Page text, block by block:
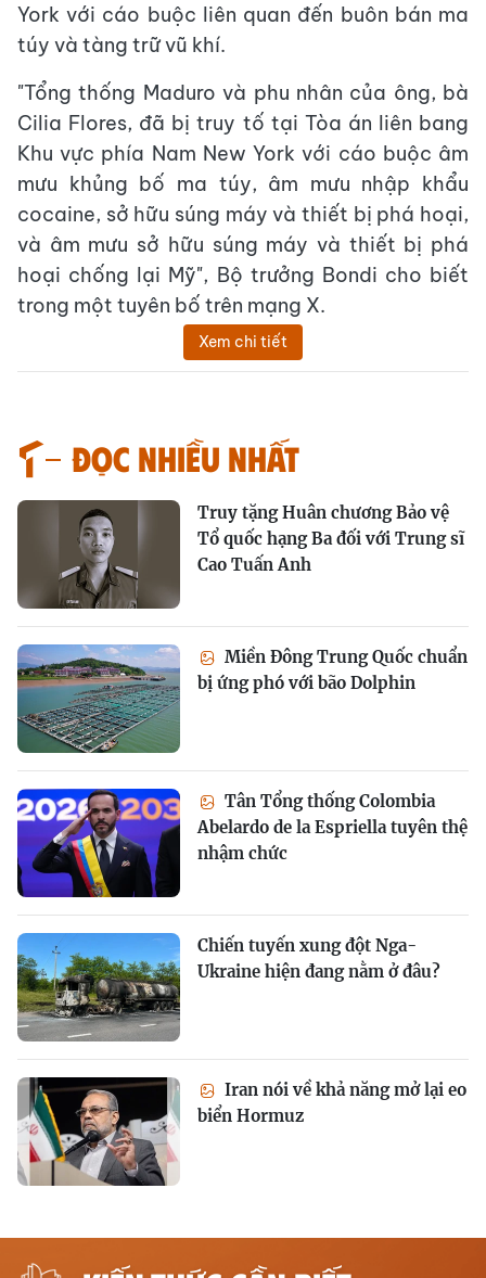
York với cáo buộc liên quan đến buôn bán ma
túy và tàng trữ vũ khí.
"Tổng thống Maduro và phu nhân của ông, bà
Cilia Flores, đã bị truy tố tại Tòa án liên bang
Khu vực phía Nam New York với cáo buộc âm
mưu khủng bố ma túy, âm mưu nhập khẩu
cocaine, sở hữu súng máy và thiết bị phá hoại,
và âm mưu sở hữu súng máy và thiết bị phá
hoại chống lại Mỹ", Bộ trưởng Bondi cho biết
trong một tuyên bố trên mạng X.
Xem chi tiết
Đọc nhiều nhất
Truy tặng Huân chương Bảo vệ
Tổ quốc hạng Ba đối với Trung sĩ
Cao Tuấn Anh
Miền Đông Trung Quốc chuẩn
bị ứng phó với bão Dolphin
Tân Tổng thống Colombia
Abelardo de la Espriella tuyên thệ
nhậm chức
Chiến tuyến xung đột Nga-
Ukraine hiện đang nằm ở đâu?
Iran nói về khả năng mở lại eo
biển Hormuz